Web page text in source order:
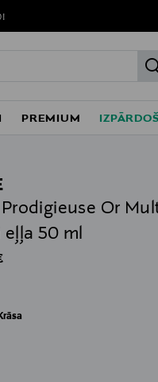
PREMIUM
Or
eļļa 50 ml